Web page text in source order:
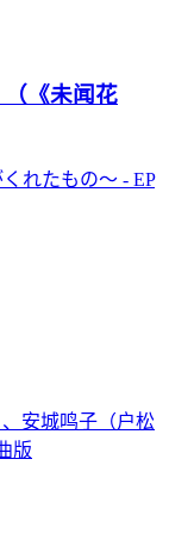
（《未闻花
くれたもの〜 - EP
安城鸣子（户松
版